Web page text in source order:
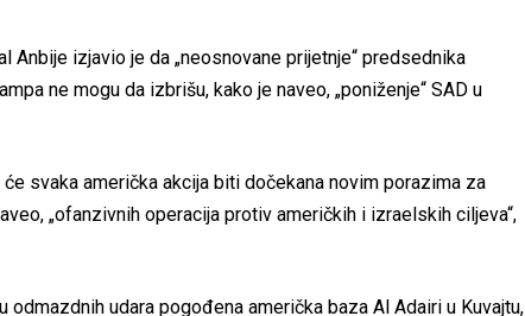
Anbije izjavio je da „neosnovane prijetnje“ predsednika
ne mogu da izbrišu, kako je naveo, „poniženje“ SAD u
svaka američka akcija biti dočekana novim porazima za
„ofanzivnih operacija protiv američkih i izraelskih ciljeva“,
odmazdnih udara pogođena američka baza Al Adairi u Kuvajtu,